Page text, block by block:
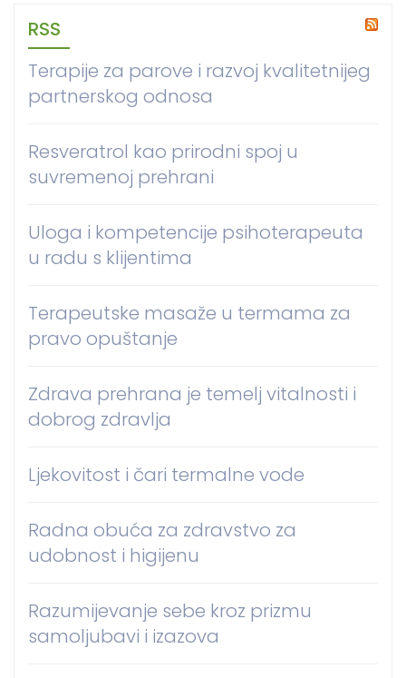
RSS
Terapije za parove i razvoj kvalitetnijeg
partnerskog odnosa
Resveratrol kao prirodni spoj u
suvremenoj prehrani
Uloga i kompetencije psihoterapeuta
u radu s klijentima
Terapeutske masaže u termama za
pravo opuštanje
Zdrava prehrana je temelj vitalnosti i
dobrog zdravlja
Ljekovitost i čari termalne vode
Radna obuća za zdravstvo za
udobnost i higijenu
Razumijevanje sebe kroz prizmu
samoljubavi i izazova